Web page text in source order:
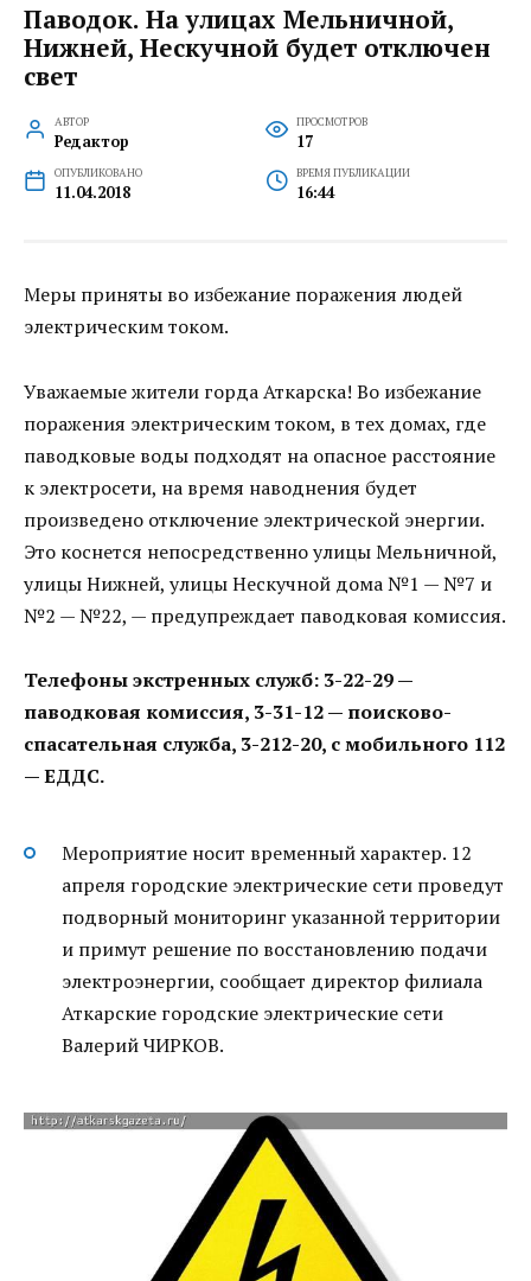
Паводок. На улицах Мельничной,
Нижней, Нескучной будет отключен
свет
АВТОР
Редактор
ПРОСМОТРОВ
17
ОПУБЛИКОВАНО
11.04.2018
ВРЕМЯ ПУБЛИКАЦИИ
16:44
Меры приняты во избежание поражения людей
электрическим током.
Уважаемые жители горда Аткарска! Во избежание
поражения электрическим током, в тех домах, где
паводковые воды подходят на опасное расстояние
к электросети, на время наводнения будет
произведено отключение электрической энергии.
Это коснется непосредственно улицы Мельничной,
улицы Нижней, улицы Нескучной дома №1 — №7 и
№2 — №22, — предупреждает паводковая комиссия.
Телефоны экстренных служб: 3-22-29 —
паводковая комиссия, 3-31-12 — поисково-
спасательная служба, 3-212-20, с мобильного 112
— ЕДДС.
Мероприятие носит временный характер. 12
апреля городские электрические сети проведут
подворный мониторинг указанной территории
и примут решение по восстановлению подачи
электроэнергии, сообщает директор филиала
Аткарские городские электрические сети
Валерий ЧИРКОВ.